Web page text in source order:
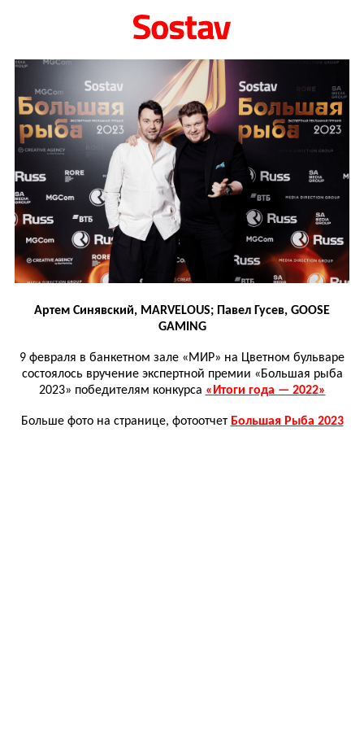
Артем Синявский, MARVELOUS; Павел Гусев, GOOSE
GAMING
9 февраля в банкетном зале «МИР» на Цветном бульваре
состоялось вручение экспертной премии «Большая рыба
2023» победителям конкурса «Итоги года — 2022»
Больше фото на странице, фотоотчет Большая Рыба 2023